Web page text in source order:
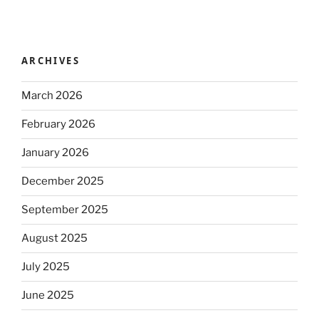
ARCHIVES
March 2026
February 2026
January 2026
December 2025
September 2025
August 2025
July 2025
June 2025